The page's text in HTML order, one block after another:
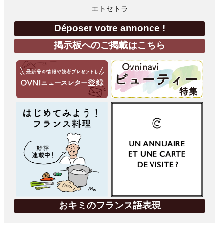
エトセトラ
Déposer votre annonce !
掲示板へのご掲載はこちら
おキミのフランス語表現